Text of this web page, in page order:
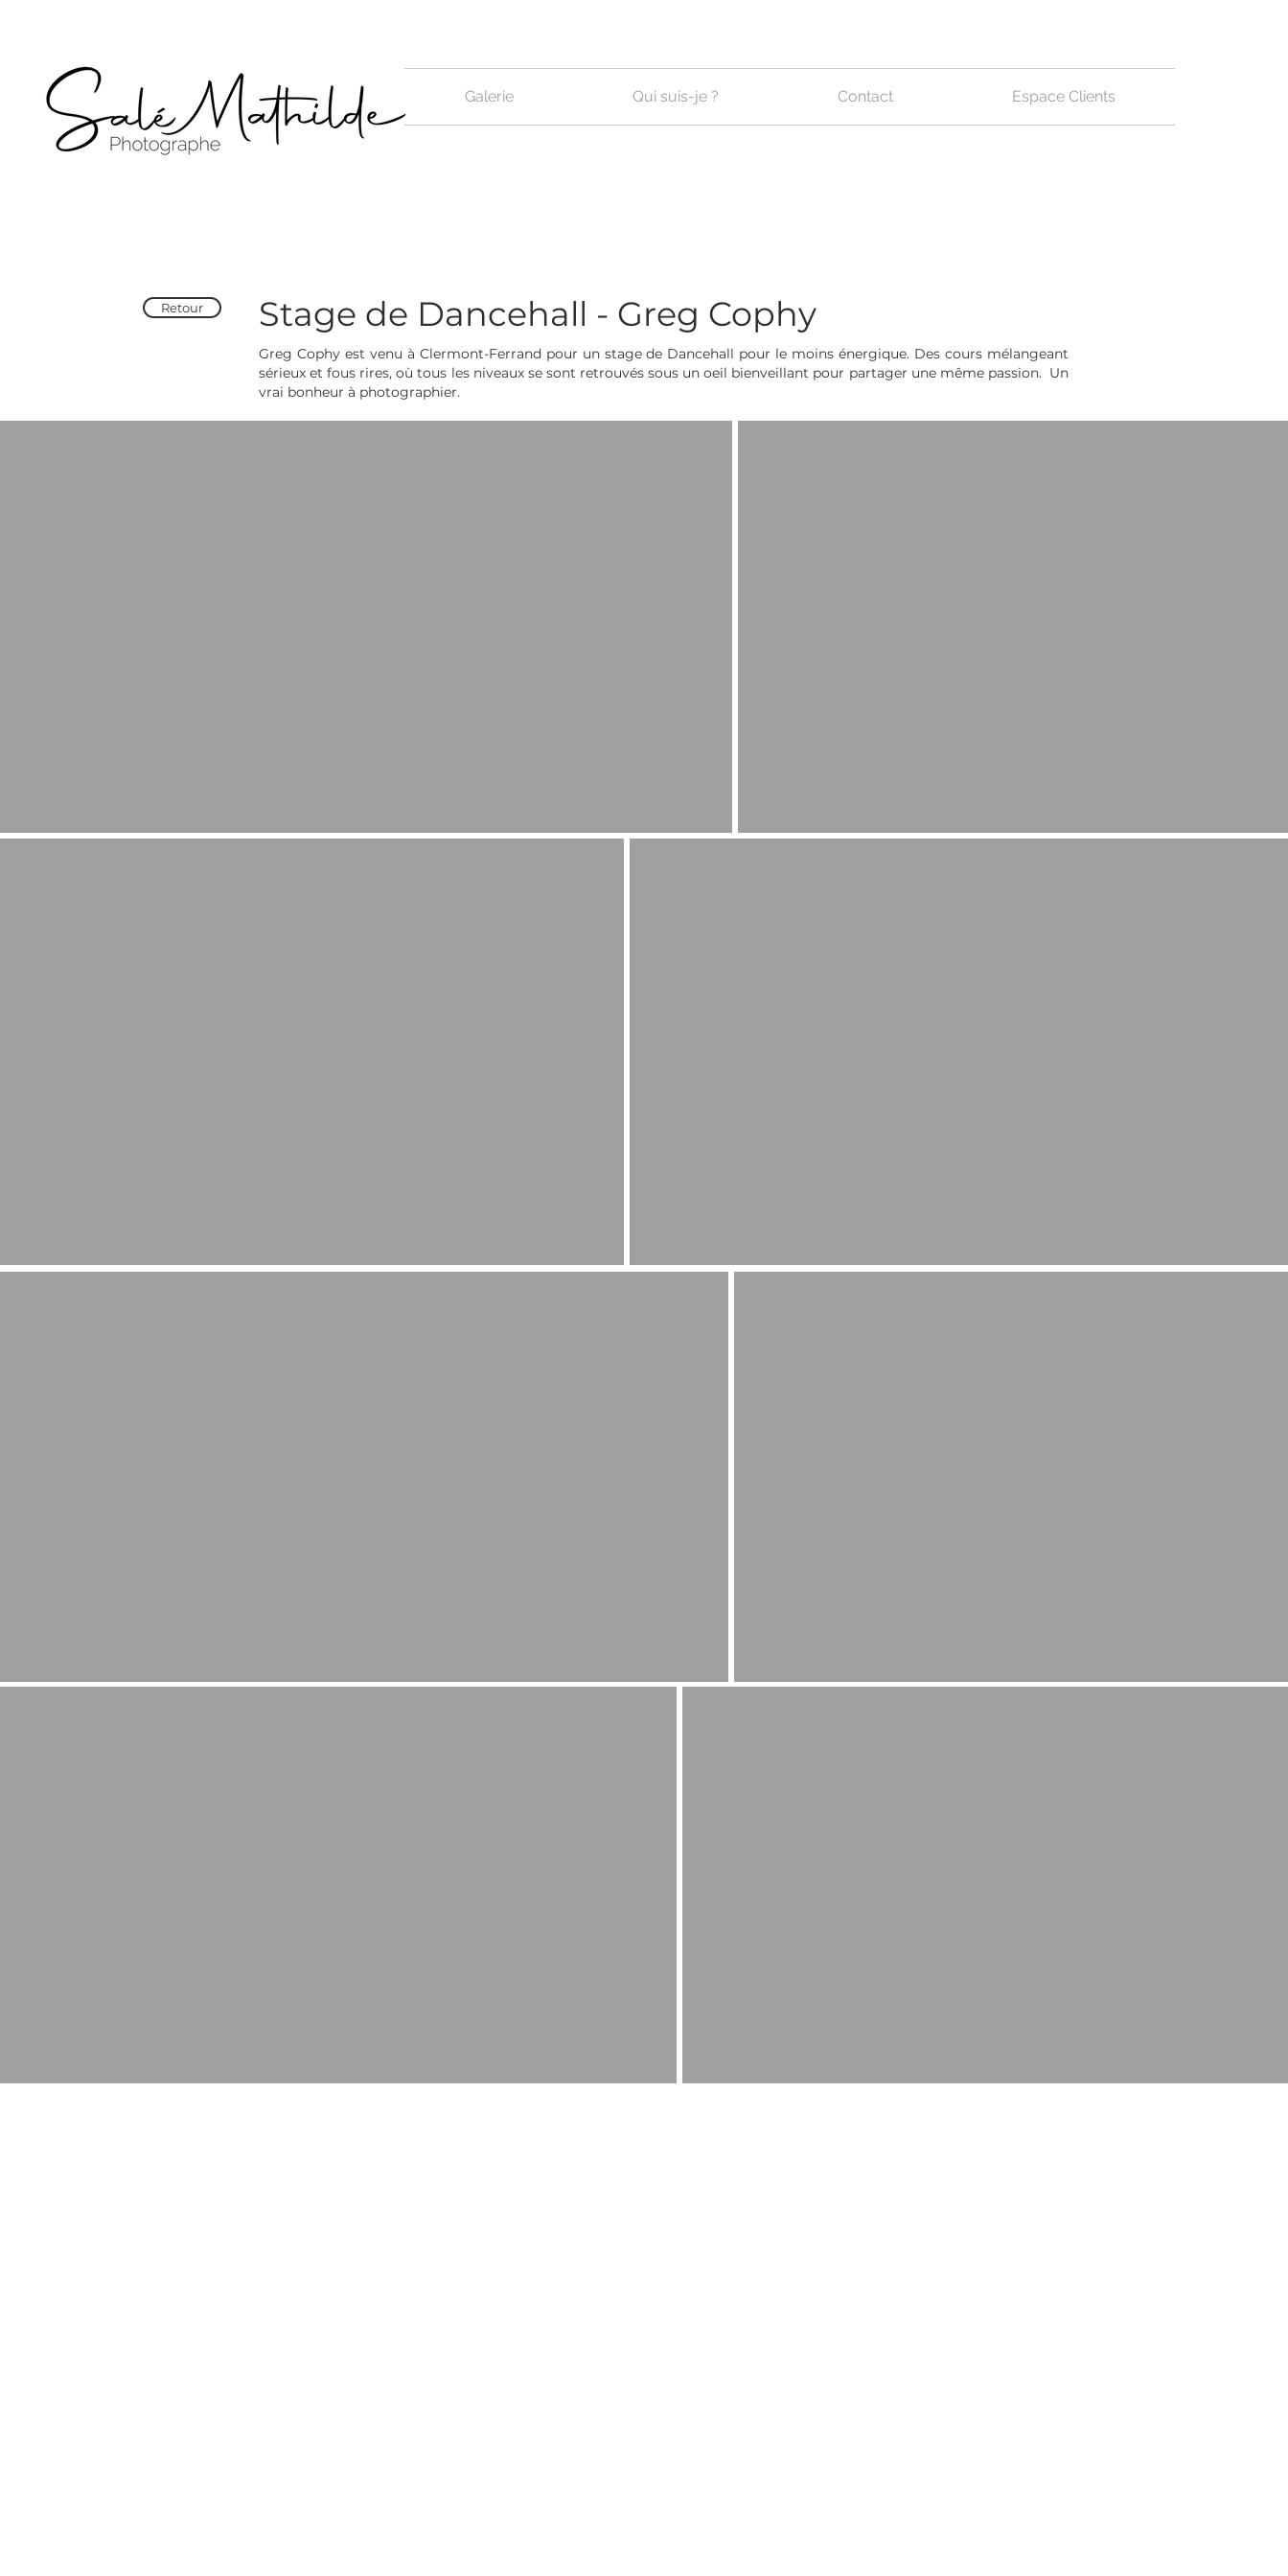
Galerie Qui suis-je ? Contact Espace Clients
Retour Stage de Dancehall - Greg Cophy
Greg Cophy est venu à Clermont-Ferrand pour un stage de Dancehall pour le moins énergique. Des cours mélangeant
sérieux et fous rires, où tous les niveaux se sont retrouvés sous un oeil bienveillant pour partager une même passion. Un
vrai bonheur à photographier.